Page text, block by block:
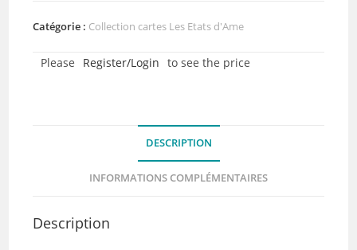
pour
Catégorie : Collection cartes Les Etats d'Ame
Please Register/Login to see the price
DESCRIPTION
INFORMATIONS COMPLÉMENTAIRES
Description